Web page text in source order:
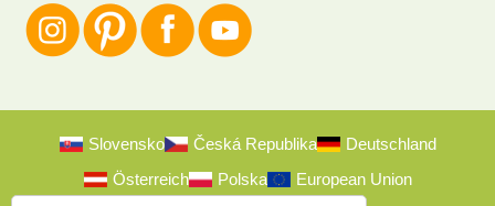
Slovensko Česká Republika
Deutschland
Österreich
Polska European Union